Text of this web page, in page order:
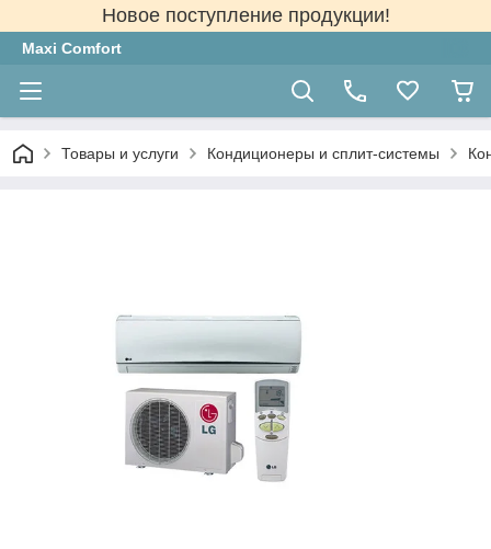
Новое поступление продукции!
Maxi Comfort
Товары и услуги Кондиционеры и сплит-системы